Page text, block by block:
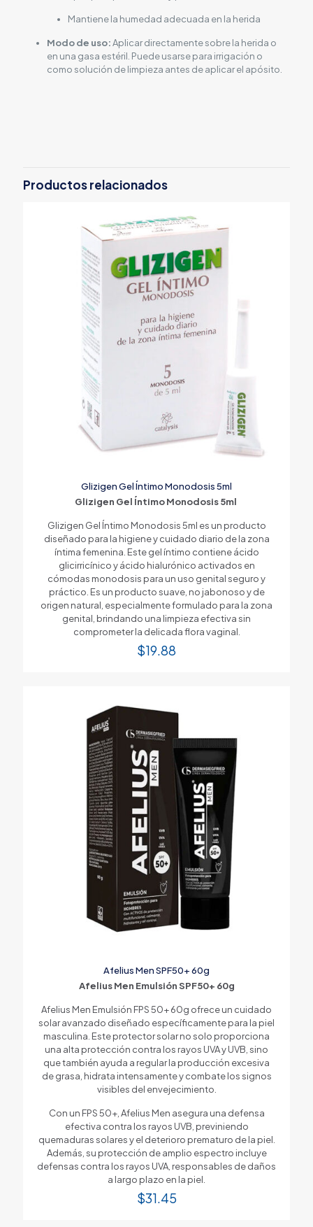
Mantiene la humedad adecuada en la herida
Modo de uso:Aplicar directamente sobre la herida o
en una gasa estéril. Puede usarse para irrigación o
como solución de limpieza antes de aplicar el apósito.
Productos relacionados
Glizigen Gel Íntimo Monodosis 5ml
Glizigen Gel Íntimo Monodosis 5ml
Glizigen Gel Íntimo Monodosis 5ml es un producto
diseñado para la higiene y cuidado diario de la zona
íntima femenina. Este gel íntimo contiene ácido
glicirricínico y ácido hialurónico activados en
cómodas monodosis para un uso genital seguro y
práctico. Es un producto suave, no jabonoso y de
origen natural, especialmente formulado para la zona
genital, brindando una limpieza efectiva sin
comprometer la delicada flora vaginal.
$19.88
Afelius Men SPF50+ 60g
Afelius Men Emulsión SPF50+ 60g
Afelius Men Emulsión FPS 50+ 60g ofrece un cuidado
solar avanzado diseñado específicamente para la piel
masculina. Este protector solar no solo proporciona
una alta protección contra los rayos UVA y UVB, sino
que también ayuda a regular la producción excesiva
de grasa, hidrata intensamente y combate los signos
visibles del envejecimiento.
Con un FPS 50+, Afelius Men asegura una defensa
efectiva contra los rayos UVB, previniendo
quemaduras solares y el deterioro prematuro de la piel.
Además, su protección de amplio espectro incluye
defensas contra los rayos UVA, responsables de daños
a largo plazo en la piel.
$31.45